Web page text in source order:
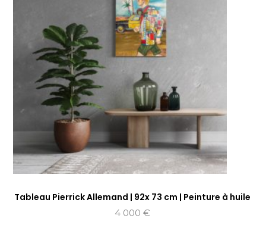
Tableau Pierrick Allemand | 92x 73 cm | Peinture à huile
4 000€